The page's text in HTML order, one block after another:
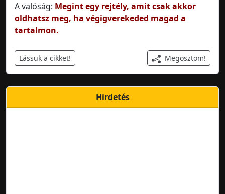
A valóság: Megint egy rejtély, amit csak akkor
oldhatsz meg, ha végigverekeded magad a
tartalmon.
Lássuk a cikket! Megosztom!
Hirdetés